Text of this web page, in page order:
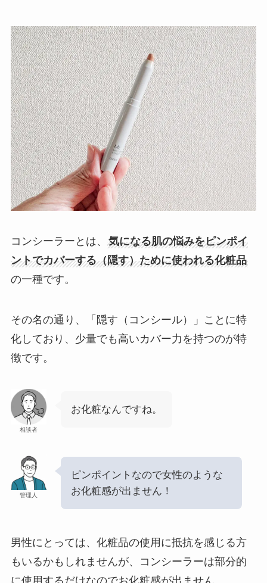
コンシーラーとは、 気になる肌の悩みをピンポイ
ントでカバーする（隠す）ために使われる化粧品
の一種です。
その名の通り、「隠す（コンシール）」ことに特
化しており、少量でも高いカバー力を持つのが特
徴です。
相談者
お化粧なんですね。
管理人
ピンポイントなので女性のような
お化粧感が出ません！
男性にとっては、化粧品の使用に抵抗を感じる方
もいるかもしれませんが、コンシーラーは部分的
に使用するだけなのでお化粧感が出ません。